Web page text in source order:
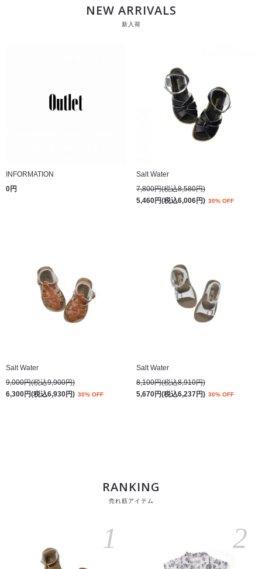
NEW ARRIVALS
新入荷
INFORMATION
0円
Salt Water
7,800円(税込8,580円)
5,460円(税込6,006円) 30% OFF
Salt Water
9,000円(税込9,900円)
6,300円(税込6,930円) 30% OFF
Salt Water
8,100円(税込8,910円)
5,670円(税込6,237円) 30% OFF
RANKING
売れ筋アイテム
1 2